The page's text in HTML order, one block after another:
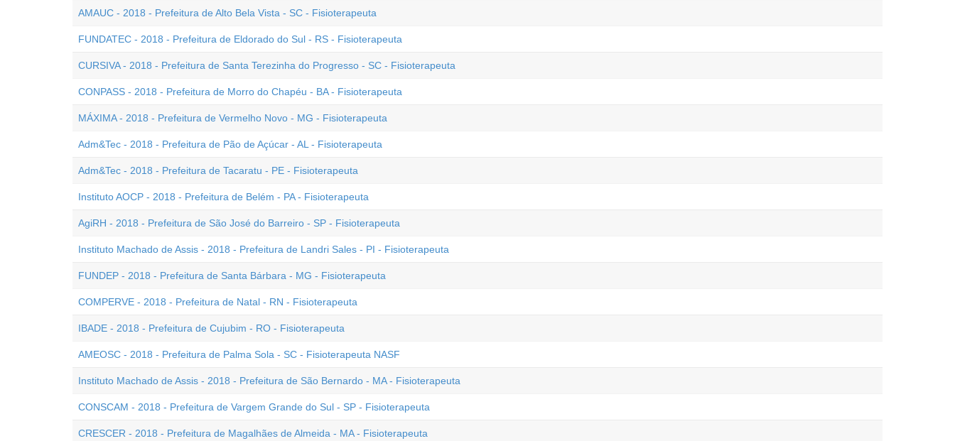
AMAUC - 2018 - Prefeitura de Alto Bela Vista - SC - Fisioterapeuta
FUNDATEC - 2018 - Prefeitura de Eldorado do Sul - RS - Fisioterapeuta
CURSIVA - 2018 - Prefeitura de Santa Terezinha do Progresso - SC - Fisioterapeuta
CONPASS - 2018 - Prefeitura de Morro do Chapéu - BA - Fisioterapeuta
MÁXIMA - 2018 - Prefeitura de Vermelho Novo - MG - Fisioterapeuta
Adm&Tec - 2018 - Prefeitura de Pão de Açúcar - AL - Fisioterapeuta
Adm&Tec - 2018 - Prefeitura de Tacaratu - PE - Fisioterapeuta
Instituto AOCP - 2018 - Prefeitura de Belém - PA - Fisioterapeuta
AgiRH - 2018 - Prefeitura de São José do Barreiro - SP - Fisioterapeuta
Instituto Machado de Assis - 2018 - Prefeitura de Landri Sales - PI - Fisioterapeuta
FUNDEP - 2018 - Prefeitura de Santa Bárbara - MG - Fisioterapeuta
COMPERVE - 2018 - Prefeitura de Natal - RN - Fisioterapeuta
IBADE - 2018 - Prefeitura de Cujubim - RO - Fisioterapeuta
AMEOSC - 2018 - Prefeitura de Palma Sola - SC - Fisioterapeuta NASF
Instituto Machado de Assis - 2018 - Prefeitura de São Bernardo - MA - Fisioterapeuta
CONSCAM - 2018 - Prefeitura de Vargem Grande do Sul - SP - Fisioterapeuta
CRESCER - 2018 - Prefeitura de Magalhães de Almeida - MA - Fisioterapeuta